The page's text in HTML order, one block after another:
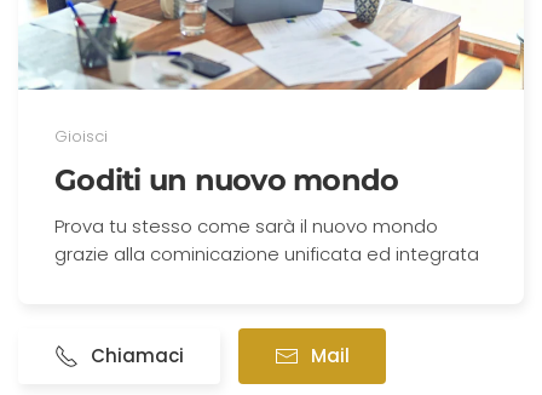
Gioisci
Goditi un nuovo mondo
Prova tu stesso come sarà il nuovo mondo
grazie alla cominicazione unificata ed integrata
Chiamaci Mail